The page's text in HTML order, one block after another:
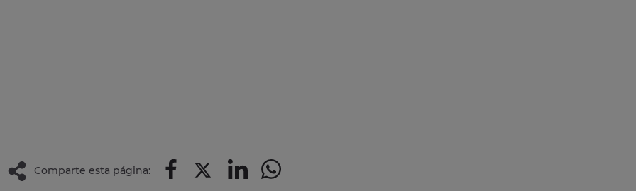
Comparte esta página: